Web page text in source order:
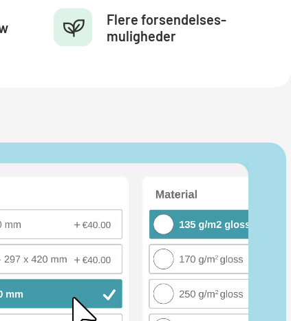
Flere forsendelses-
muligheder